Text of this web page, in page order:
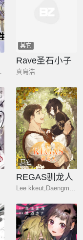
其它
Rave圣石小子
真島浩
其它
REGAS驯龙人